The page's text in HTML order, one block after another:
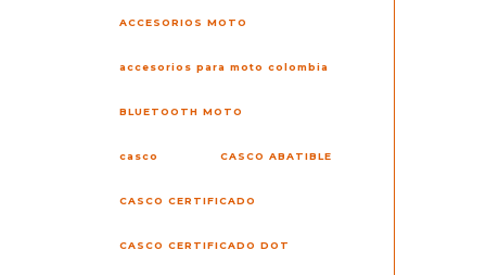
ACCESORIOS MOTO
accesorios para moto colombia
BLUETOOTH MOTO
casco CASCO ABATIBLE
CASCO CERTIFICADO
CASCO CERTIFICADO DOT